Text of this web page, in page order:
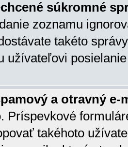
súkromné
zoznamu
takéto
užívateľovi
a otravný e-
Príspevkové
takéhoto